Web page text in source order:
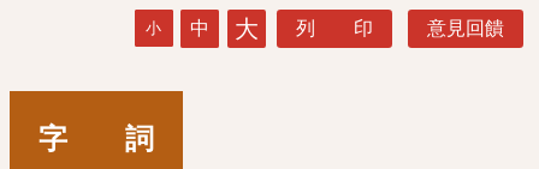
小 中 大 列 印 意見回饋
字 詞